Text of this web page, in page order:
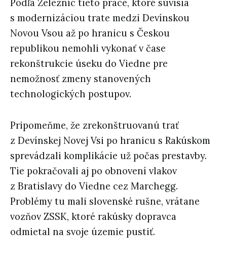
Podľa Železníc tieto práce, ktoré súvisia
s modernizáciou trate medzi Devínskou
Novou Vsou až po hranicu s Českou
republikou nemohli vykonať v čase
rekonštrukcie úseku do Viedne pre
nemožnosť zmeny stanovených
technologických postupov.
Pripomeňme, že zrekonštruovanú trať
z Devínskej Novej Vsi po hranicu s Rakúskom
sprevádzali komplikácie už počas prestavby.
Tie pokračovali aj po obnovení vlakov
z Bratislavy do Viedne cez Marchegg.
Problémy tu mali slovenské rušne, vrátane
vozňov ZSSK, ktoré rakúsky dopravca
odmietal na svoje územie pustiť.